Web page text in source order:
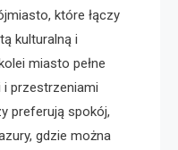
które łączy
kulturalną i
miasto pełne
i przestrzeniami
preferują spokój,
gdzie można